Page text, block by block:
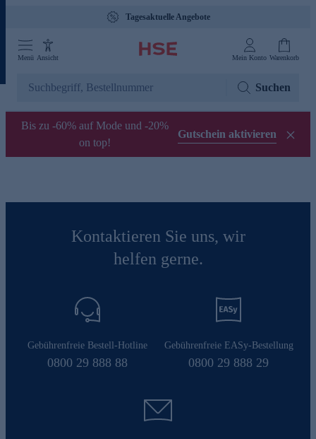
Tagesaktuelle Angebote
Menü Ansicht Mein Konto Warenkorb
Suchen
Bis zu -60% auf Mode und -20%
on top!
Gutschein aktivieren
Kontaktieren Sie uns, wir
helfen gerne.
Gebührenfreie Bestell-Hotline
0800 29 888 88
Gebührenfreie EASy-Bestellung
0800 29 888 29